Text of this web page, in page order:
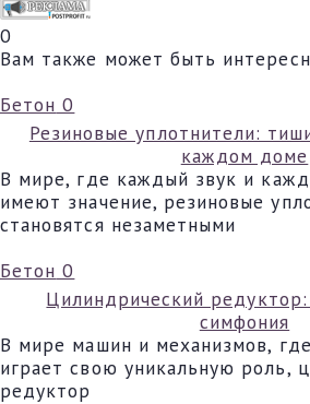
0
Вам также может быть
Бетон 0
Резиновые уплотнители:
каждом доме
В мире, где каждый звук и
имеют значение, резиновые
становятся незаметными
Бетон 0
Цилиндрический редуктор:
симфония
В мире машин и механизмов,
играет свою уникальную роль,
редуктор